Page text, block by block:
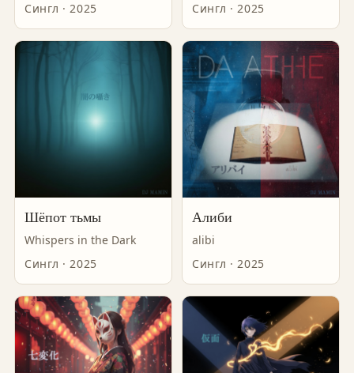
Сингл · 2025
Сингл · 2025
Шёпот тьмы
Whispers in the Dark
Сингл · 2025
Алиби
alibi
Сингл · 2025